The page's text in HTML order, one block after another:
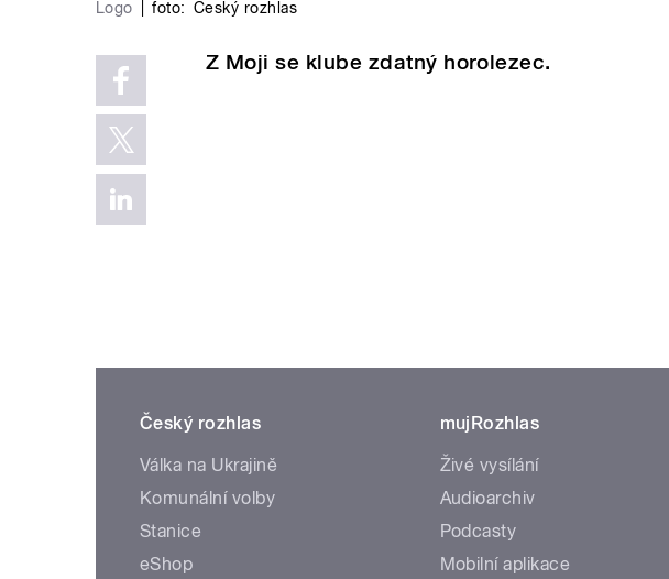
Logo foto: Český rozhlas
Z Moji se klube zdatný horolezec.
Český rozhlas
Válka na Ukrajině
Komunální volby
Stanice
eShop
mujRozhlas
Živé vysílání
Audioarchiv
Podcasty
Mobilní aplikace